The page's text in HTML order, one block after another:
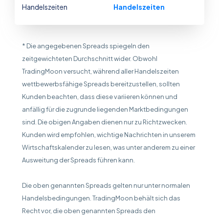
Handelszeiten Handelszeiten
* Die angegebenen Spreads spiegeln den
zeitgewichteten Durchschnitt wider. Obwohl
TradingMoon versucht, während aller Handelszeiten
wettbewerbsfähige Spreads bereitzustellen, sollten
Kunden beachten, dass diese variieren können und
anfällig für die zugrunde liegenden Marktbedingungen
sind. Die obigen Angaben dienen nur zu Richtzwecken.
Kunden wird empfohlen, wichtige Nachrichten in unserem
Wirtschaftskalender zu lesen, was unter anderem zu einer
Ausweitung der Spreads führen kann.
Die oben genannten Spreads gelten nur unter normalen
Handelsbedingungen. TradingMoon behält sich das
Recht vor, die oben genannten Spreads den